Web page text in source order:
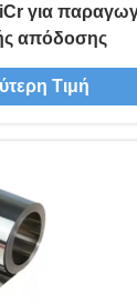
για
απόδοσης
Τιμή